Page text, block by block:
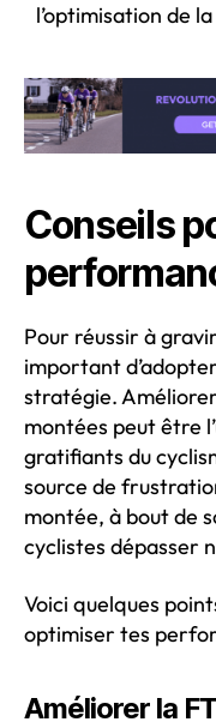
l’optimisation de
Conseils
Pour réussir à
important
stratégie.
montées peut être
gratifiants du
source de
montée, à bout de
cyclistes dépasser
Voici quelques
optimiser tes
Améliorer la